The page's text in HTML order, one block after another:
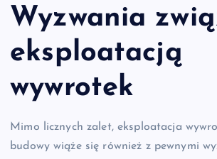
Wyzwania
eksploatacją
wywrotek
Mimo licznych zalet, eksploatacja
budowy wiąże się również z pewnymi